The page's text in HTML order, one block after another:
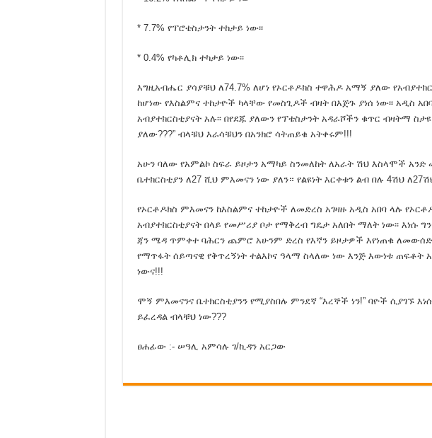
ኦሮምያ ሀገር ሆነች እንዴ?
አስደንጋጩ ስዉሩ ሰራ ሲጋለጥ ! የአብይ አህመድን ኦሮሙማ
እንደ ገዳ ባህል ጨፍላቂ የለም – አቶ ተክሌ ይሻው !
በኦሮሙማ የተጥለቀለቀው የኢትዮጵያ የፍትህ ተቋም
ወሳኝ መረጃ ለአማራ ህዝብ
ኢንጅነር ጂ ሽፈራዉ የአማራ ተከራካሪና አለኝታ አረፈ !
አማራንና ኦርቶዶክስን አከርካርያቸዉን ሰብረናል ያለው ስብሐት
አማራ ይህን የተደገሰልህን ጉድ ስማ!! share.
ጠቅላይ ሚንስትሩ ስልጣን እንዲለቁ ተጠየቁ።
* 7.7% የፕሮቴስታንት ተከታይ ነው፡፡
* 0.4% የካቶሊክ ተካታይ ነው፡፡
እግዚአብሔር ያሳያቹህ ለ74.7% ለሆነ የኦርቶዶክስ ተዋሕዶ አማኝ ያለው
ከሆነው የእስልምና ተከታዮች ካላቸው የመስጊዶች ብዛት በእጅጉ ያነሰ ነው፡፡ አዲስ
አብያተክርስቲያናት አሉ፡፡ በየደጁ ያለውን የፕቴስታንት አዳራሾችን ቁጥር ብዛትማ
ያለው???” ብላቹህ እራሳቹህን በአንክሮ ሳትጠይቁ አትቀሩም!!!
አሁን ባለው የአምልኮ ስፍራ ይዞታን አማካይ ስንመለከት ለአራት ሽህ እስላሞች አንድ
ቤተክርስቲያን ለ27 ሺህ ምእመናን ነው ያለን። የልዩነት እርቀቱን ልብ በሉ 4ሽህ
የኦርቶዶክስ ምእመናን ከእስልምና ተከታዮች ለመድረስ አገዛዙ አዲስ አበባ ላሉ
አብያተክርስቲያናት በላይ የመሥሪያ ቦታ የማቅረብ ግዴታ አለበት ማለት ነው፡፡ እነሱ
ጃን ሜዳ ጥምቀተ ባሕርን ጨምሮ አሁንም ድረስ የእኛን ይዞታዎች እየነጠቁ ለመውሰድ
የማጥፋት ሰይጣናዊ የቅጥረኝነት ተልእኮና ዓላማ ስላለው ነው እንጅ እውነቱ
ነውና!!!
ሞኝ ምእመናንና ቤተክርስቲያንን የሚያስበሉ ምንደኛ “እረኞች ነን!” ባዮች ሲያገኙ
ይፈረዳል ብላቹህ ነው???
ፀሐፊው :- ሠዓሊ አምሳሉ ገ/ኪዳን አርጋው